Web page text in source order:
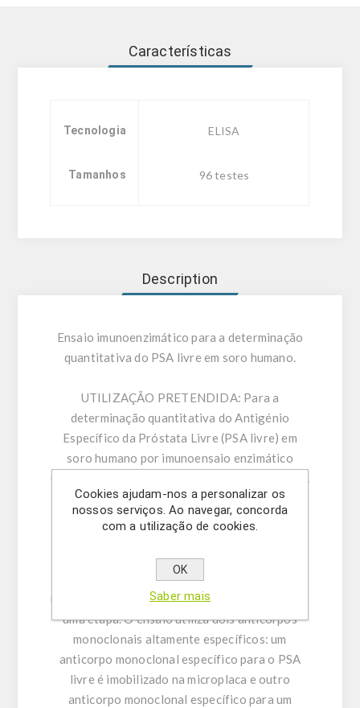
Características
Tecnologia ELISA
Tamanhos 96 testes
Description
Ensaio imunoenzimático para a determinação
quantitativa do PSA livre em soro humano.
UTILIZAÇÃO PRETENDIDA: Para a
determinação quantitativa do Antigénio
Específico da Próstata Livre (PSA livre) em
soro humano por imunoensaio enzimático
(ELISA - Enzyme-Linked Immunosorbent Assay).
Apenas para utilização em investigação. Não
destinado a utilização em procedimentos de
INFORMAÇÃO GERAL:O ELISA de PSA livre é
um imunoensaio do tipo “sandwich” (captura) de
uma etapa. O ensaio utiliza dois anticorpos
monoclonais altamente específicos: um
anticorpo monoclonal específico para o PSA
livre é imobilizado na microplaca e outro
anticorpo monoclonal específico para um
Cookies ajudam-nos a personalizar os
nossos serviços. Ao navegar, concorda
com a utilização de cookies.
OK
Saber mais